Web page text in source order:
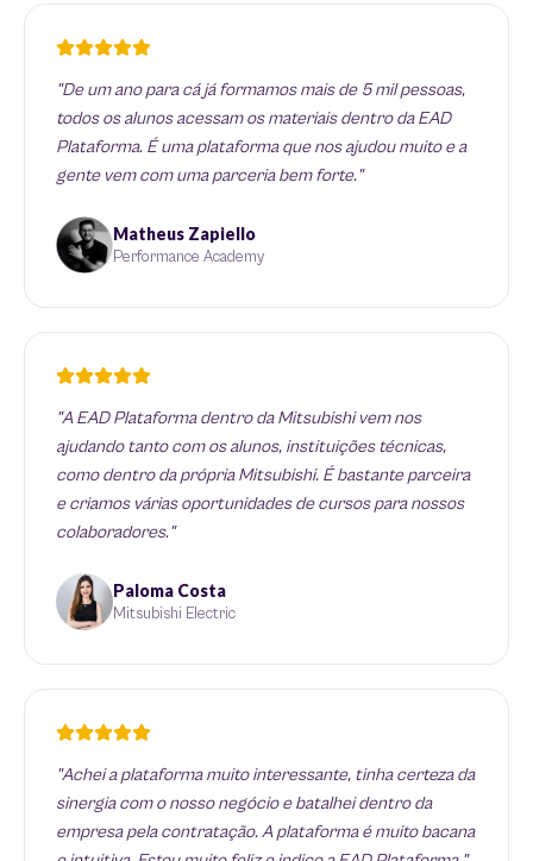
"De um ano para cá já formamos mais de 5 mil pessoas,
todos os alunos acessam os materiais dentro da EAD
Plataforma. É uma plataforma que nos ajudou muito e a
gente vem com uma parceria bem forte."
Matheus Zapiello
Performance Academy
"A EAD Plataforma dentro da Mitsubishi vem nos
ajudando tanto com os alunos, instituições técnicas,
como dentro da própria Mitsubishi. É bastante parceira
e criamos várias oportunidades de cursos para nossos
colaboradores."
Paloma Costa
Mitsubishi Electric
"Achei a plataforma muito interessante, tinha certeza da
sinergia com o nosso negócio e batalhei dentro da
empresa pela contratação. A plataforma é muito bacana